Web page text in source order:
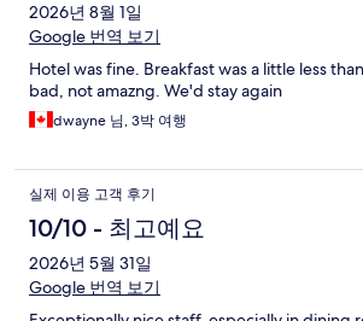
2026년 8월 1일
Google 번역 보기
Hotel was fine. Breakfast was a little less
bad, not amazng. We'd stay again
dwayne 님, 3박 여행
실제 이용 고객 후기
10/10 - 최고예요
2026년 5월 31일
Google 번역 보기